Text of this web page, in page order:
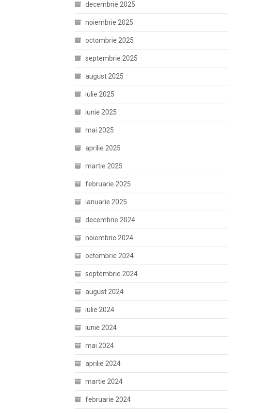
decembrie 2025
noiembrie 2025
octombrie 2025
septembrie 2025
august 2025
iulie 2025
iunie 2025
mai 2025
aprilie 2025
martie 2025
februarie 2025
ianuarie 2025
decembrie 2024
noiembrie 2024
octombrie 2024
septembrie 2024
august 2024
iulie 2024
iunie 2024
mai 2024
aprilie 2024
martie 2024
februarie 2024